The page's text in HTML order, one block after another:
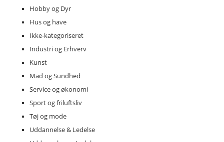
Hobby og Dyr
Hus og have
Ikke-kategoriseret
Industri og Erhverv
Kunst
Mad og Sundhed
Service og økonomi
Sport og friluftsliv
Tøj og mode
Uddannelse & Ledelse